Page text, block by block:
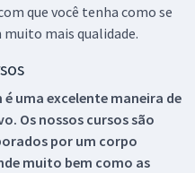
que você tenha como se
mais qualidade.
uma excelente maneira de
Os nossos cursos são
por um corpo
muito bem como as